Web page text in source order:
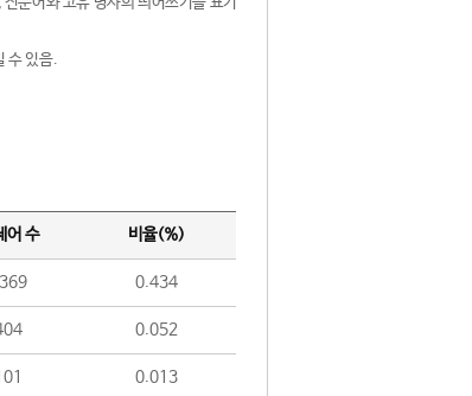
수 있음.
어 수 비율(%)
0.434
0.052
0.013